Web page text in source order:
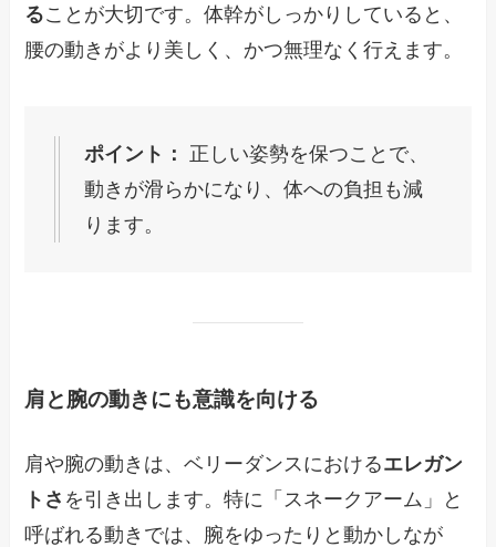
ることが大切です。体幹がしっかりしていると、
腰の動きがより美しく、かつ無理なく行えます。
ポイント：
正しい姿勢を保つことで、
動きが滑らかになり、体への負担も減
ります。
肩と腕の動きにも意識を向ける
肩や腕の動きは、ベリーダンスにおけるエレガン
トさ を引き出します。特に「スネークアーム」と
呼ばれる動きでは、腕をゆったりと動かしなが